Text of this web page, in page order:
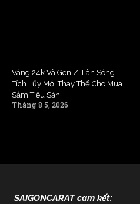
Vàng 24k Và Gen Z: Làn Sóng
Tích Lũy Mới Thay Thế Cho Mua
Sắm Tiêu Sản
Tháng 8 5, 2026
SAIGONCARAT cam kết: